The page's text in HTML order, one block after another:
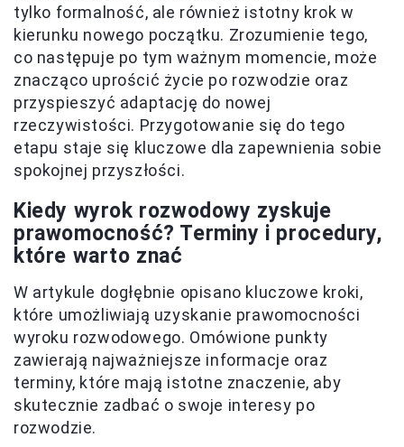
tylko formalność, ale również istotny krok w
kierunku nowego początku. Zrozumienie tego,
co następuje po tym ważnym momencie, może
znacząco uprościć życie po rozwodzie oraz
przyspieszyć adaptację do nowej
rzeczywistości. Przygotowanie się do tego
etapu staje się kluczowe dla zapewnienia sobie
spokojnej przyszłości.
Kiedy wyrok rozwodowy zyskuje
prawomocność? Terminy i procedury,
które warto znać
W artykule dogłębnie opisano kluczowe kroki,
które umożliwiają uzyskanie prawomocności
wyroku rozwodowego. Omówione punkty
zawierają najważniejsze informacje oraz
terminy, które mają istotne znaczenie, aby
skutecznie zadbać o swoje interesy po
rozwodzie.